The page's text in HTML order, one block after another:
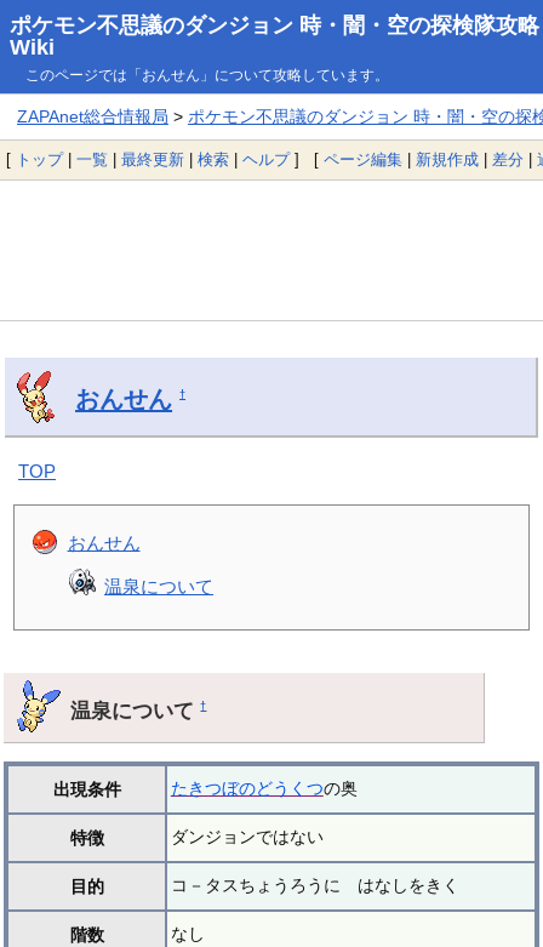
ポケモン不思議のダンジョン 時・闇・空の探検隊攻略
Wiki
このページでは「おんせん」について攻略しています。
ZAPAnet総合情報局 > ポケモン不思議のダンジョン 時・闇・空の探
[ トップ| 一覧 | 最終更新 | 検索 | ヘルプ] [ ページ編集 | 新規作成 | 差分 |
おんせん †
TOP
おんせん
温泉について
温泉について†
出現条件 たきつぼのどうくつの奥
特徴 ダンジョンではない
目的 コ－タスちょうろうに はなしをきく
階数 なし